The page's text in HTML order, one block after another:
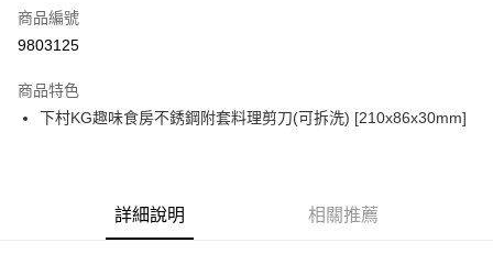
超商取貨付款
Apple Pay
商品編號
9803125
商品特色
下村KG趣味食房不銹鋼附套料理剪刀(可拆洗) [210x86x30mm]
詳細說明 相關推薦